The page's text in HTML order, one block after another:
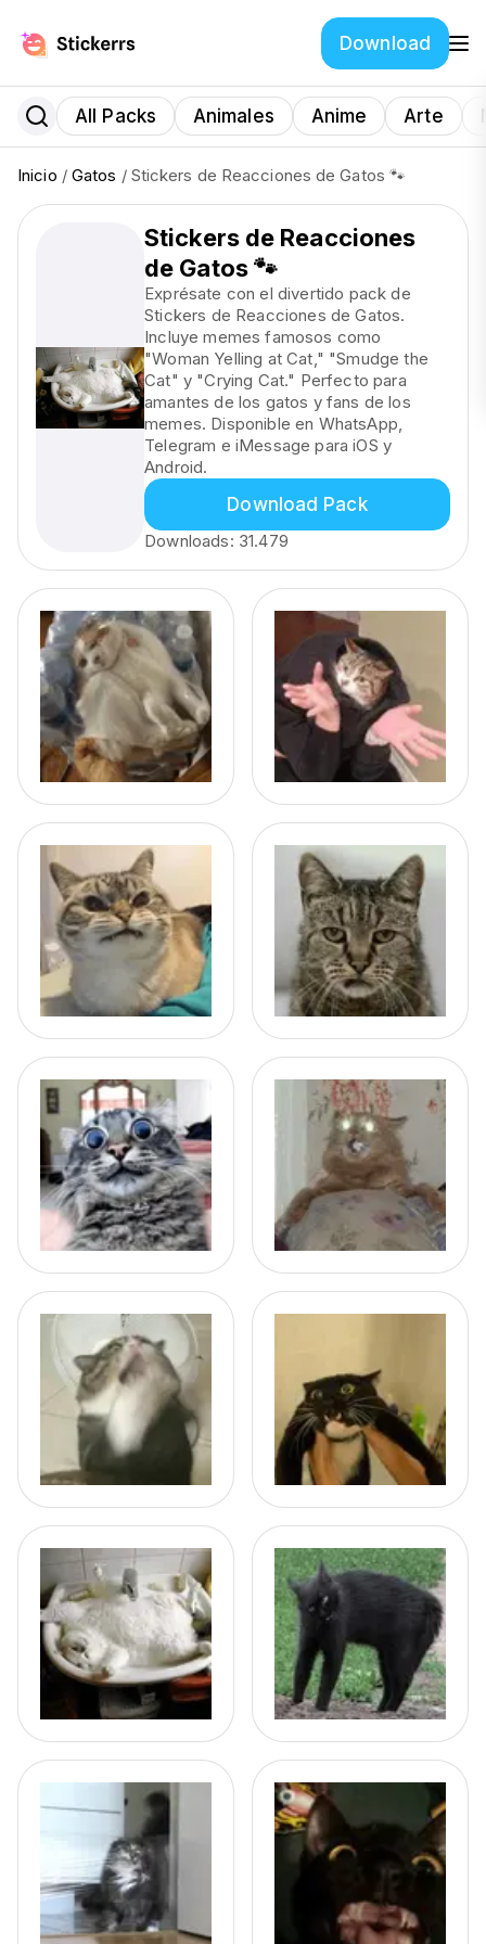
Download
All Packs Animales Anime Arte
Inicio / Gatos / Stickers de Reacciones de Gatos 🐾
Stickers de Reacciones
de Gatos 🐾
Exprésate con el divertido pack de
Stickers de Reacciones de Gatos.
Incluye memes famosos como
"Woman Yelling at Cat," "Smudge the
Cat" y "Crying Cat." Perfecto para
amantes de los gatos y fans de los
memes. Disponible en WhatsApp,
Telegram e iMessage para iOS y
Android.
Download Pack
Downloads: 31.479